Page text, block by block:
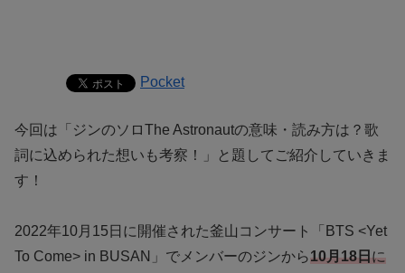
Pocket
今回は「ジンのソロThe Astronautの意味・読み方は？歌
詞に込められた想いも考察！」と題してご紹介していきま
す！
2022年10月15日に開催された釜山コンサート「BTS <Yet
To Come> in BUSAN」でメンバーのジンから10月18日に